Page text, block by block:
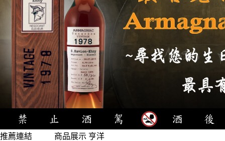
推薦連結 商品展示 亨洋